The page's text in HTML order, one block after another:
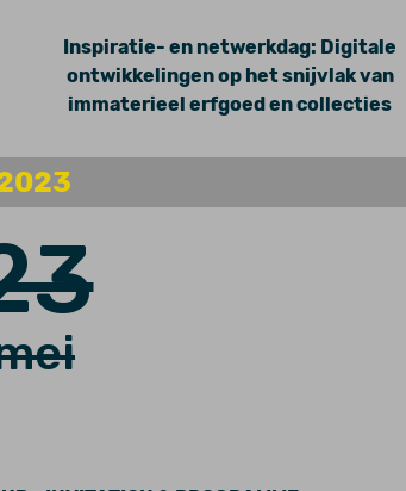
Inspiratie- en netwerkdag: Digitale
ontwikkelingen op het snijvlak van
immaterieel erfgoed en collecties